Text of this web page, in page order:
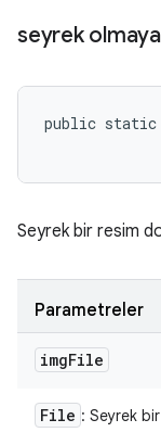
seyrek
public static
Seyrek bir resim
Parametreler
imgFile
File : Seyrek